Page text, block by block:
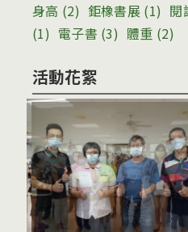
身高 (2) 鉅橡書展 (1) 閱
(1) 電子書 (3) 體重 (2)
活動花絮